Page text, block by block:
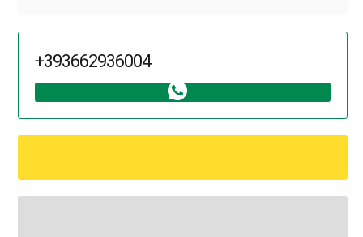
+393662936004